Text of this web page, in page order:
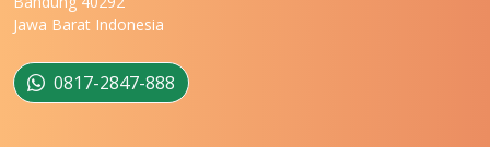
UNIVERSITAS MULAWARMAN
UNIVERSITAS MUSAMUS
Jawa Barat Indonesia
0817-2847-888